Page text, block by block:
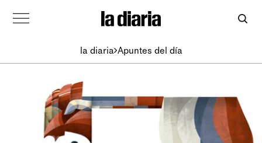
la diaria Apuntes del día